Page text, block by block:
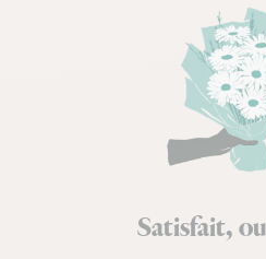
Satisfait,